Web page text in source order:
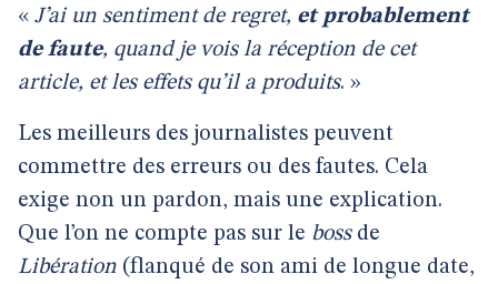
« J’ai un sentiment de regret, et probablement
de faute, quand je vois la réception de cet
article, et les effets qu’il a produits. »
Les meilleurs des journalistes peuvent
commettre des erreurs ou des fautes. Cela
exige non un pardon, mais une explication.
Que l’on ne compte pas sur le bossde
Libération (flanqué de son ami de longue date,